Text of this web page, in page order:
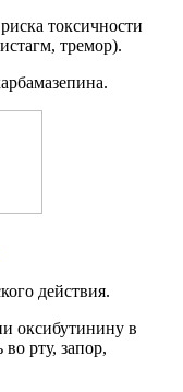
токсичности
тремор).
действия.
оксибутинину в
рту, запор,